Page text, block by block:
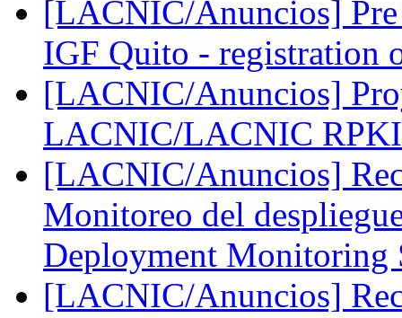
[LACNIC/Anuncios]
IGF Quito - registration
[LACNIC/Anuncios]
LACNIC/LACNIC
[LACNIC/Anuncios]
Monitoreo del
Deployment Monitoring
[LACNIC/Anuncios]